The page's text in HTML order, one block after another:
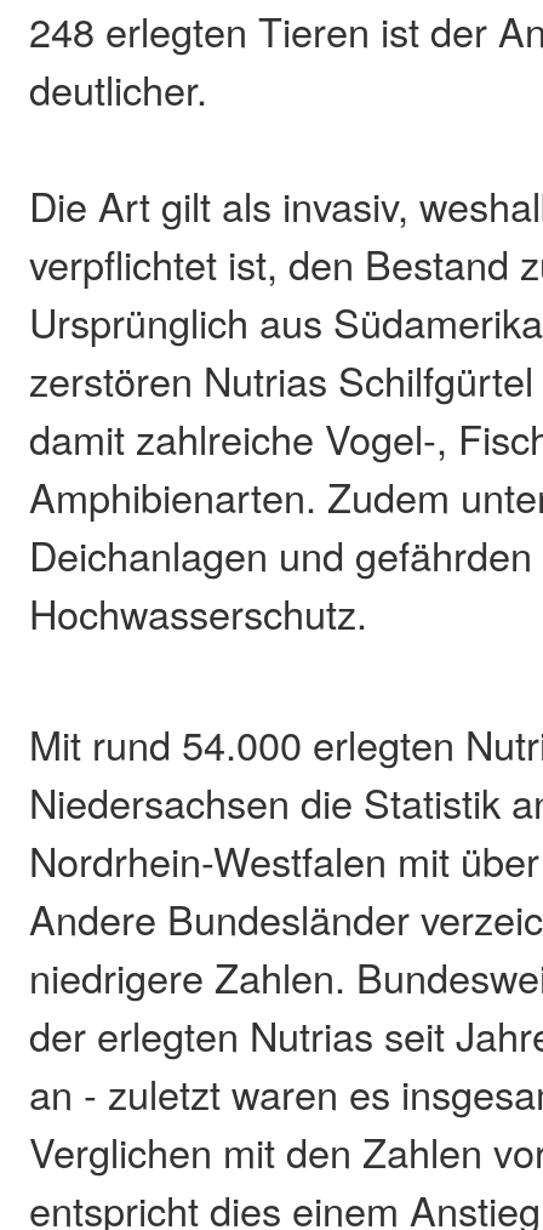
248 erlegten Tieren ist der
deutlicher.
Die Art gilt als invasiv,
verpflichtet ist, den Bestand
Ursprünglich aus
zerstören Nutrias
damit zahlreiche Vogel-,
Amphibienarten. Zudem
Deichanlagen und
Hochwasserschutz.
Mit rund 54.000 erlegten
Niedersachsen die Statistik
Nordrhein-Westfalen mit
Andere Bundesländer
niedrigere Zahlen.
der erlegten Nutrias seit
an - zuletzt waren es
Verglichen mit den Zahlen
entspricht dies einem